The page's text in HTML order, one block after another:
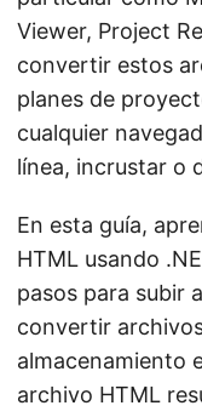
Viewer, Project
convertir estos
planes de
cualquier
línea, incrustar o
En esta guía,
HTML usando
pasos para subir
convertir
almacenamiento
archivo HTML